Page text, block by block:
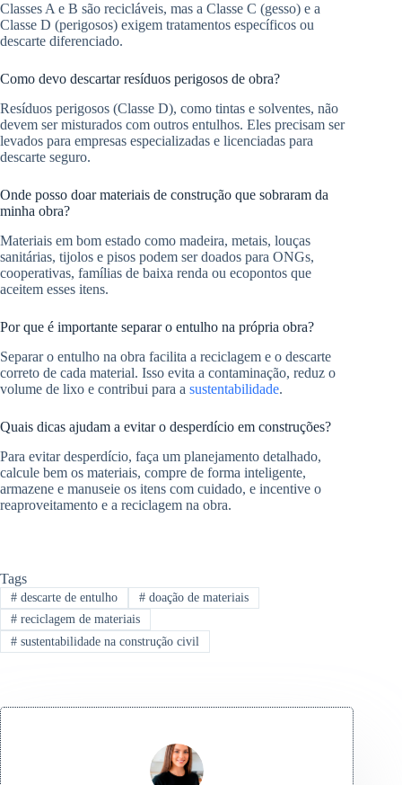
Classes A e B são recicláveis, mas a Classe C (gesso) e a
Classe D (perigosos) exigem tratamentos específicos ou
descarte diferenciado.
Como devo descartar resíduos perigosos de obra?
Resíduos perigosos (Classe D), como tintas e solventes, não
devem ser misturados com outros entulhos. Eles precisam ser
levados para empresas especializadas e licenciadas para
descarte seguro.
Onde posso doar materiais de construção que sobraram da
minha obra?
Materiais em bom estado como madeira, metais, louças
sanitárias, tijolos e pisos podem ser doados para ONGs,
cooperativas, famílias de baixa renda ou ecopontos que
aceitem esses itens.
Por que é importante separar o entulho na própria obra?
Separar o entulho na obra facilita a reciclagem e o descarte
correto de cada material. Isso evita a contaminação, reduz o
volume de lixo e contribui para a sustentabilidade.
Quais dicas ajudam a evitar o desperdício em construções?
Para evitar desperdício, faça um planejamento detalhado,
calcule bem os materiais, compre de forma inteligente,
armazene e manuseie os itens com cuidado, e incentive o
reaproveitamento e a reciclagem na obra.
Tags
#descarte de entulho #doação de materiais
#reciclagem de materiais
#sustentabilidade na construção civil